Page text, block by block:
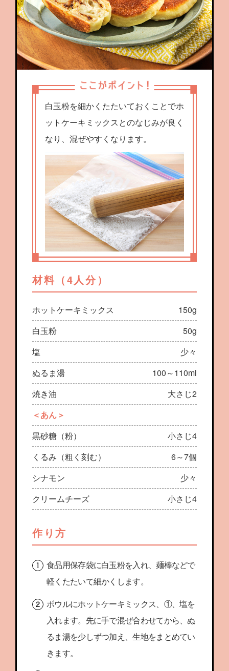
白玉粉を細かくたたいておくことでホ
ットケーキミックスとのなじみが良く
なり、混ぜやすくなります。
材料（4人分）
ホットケーキミックス
150g
白玉粉
50g
塩
少々
ぬるま湯
100～110ml
焼き油
大さじ2
＜あん＞
黒砂糖（粉）
小さじ4
くるみ（粗く刻む）
6～7個
シナモン
少々
クリームチーズ
小さじ4
作り方
食品用保存袋に白玉粉を入れ、麺棒などで
軽くたたいて細かくします。
ボウルにホットケーキミックス、①、塩を
入れます。先に手で混ぜ合わせてから、ぬ
るま湯を少しずつ加え、生地をまとめてい
きます。